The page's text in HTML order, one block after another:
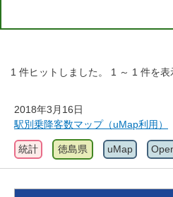
1 件ヒットしました。 1 ～ 1 件を表
2018年3月16日
駅別乗降客数マップ（uMap利用）
統計 徳島県 uMap